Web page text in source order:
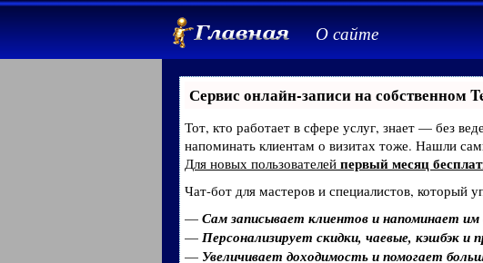
О сайте
Сервис онлайн-записи на собственном
Тот, кто работает в сфере услуг, знает — без
напоминать клиентам о визитах тоже. Нашли
Для новых пользователей первый месяц
Чат-бот для мастеров и специалистов, который
— Сам записывает клиентов и напоминает им
— Персонализирует скидки, чаевые, кэшбэк и
— Увеличивает доходимость и помогает